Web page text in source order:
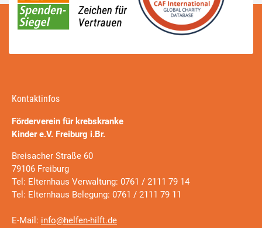
Kontaktinfos
Förderverein für krebskranke
Kinder e.V. Freiburg i.Br.
Breisacher Straße 60
79106 Freiburg
Tel: Elternhaus Verwaltung: 0761 / 2111 79 14
Tel: Elternhaus Belegung: 0761 / 2111 79 11
E-Mail: info@helfen-hilft.de